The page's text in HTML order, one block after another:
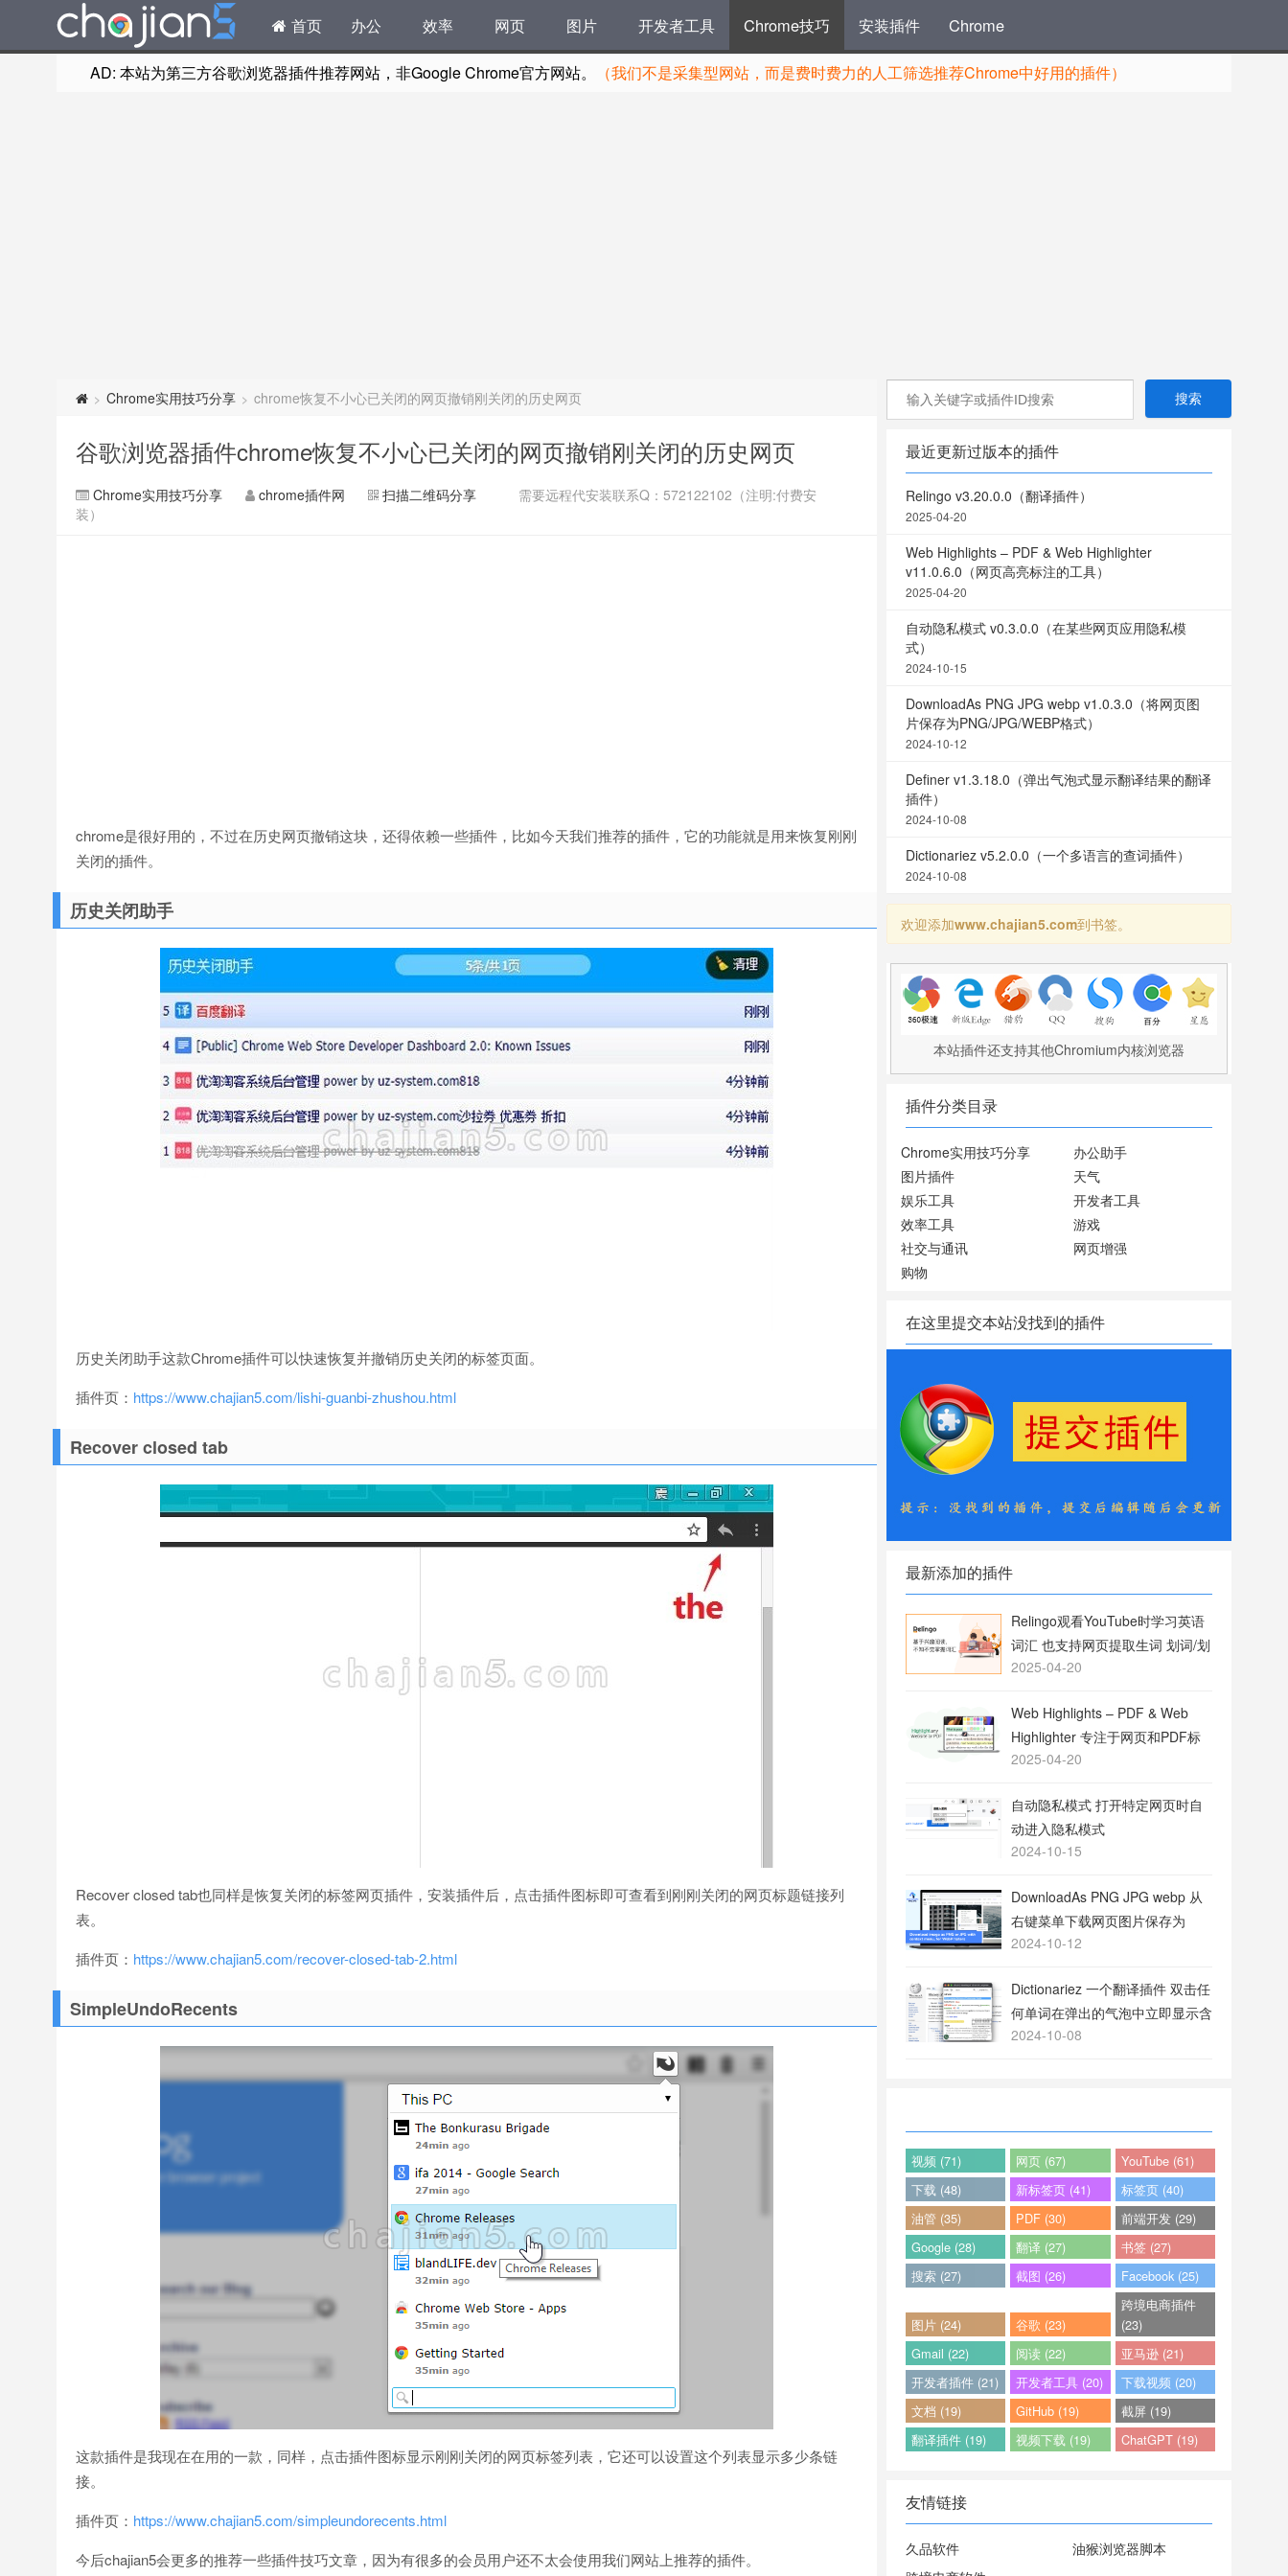
首页 办公 效率 网页 图片 开发者工具 Chrome技巧 安装插件 Chrome
AD: 本站为第三方谷歌浏览器插件推荐网站，非Google Chrome官方网站。 （我们不是采集型网站，而是费时费力的人工筛选推荐Chrome中好用的插件）
> Chrome实用技巧分享 > chrome恢复不小心已关闭的网页撤销刚关闭的历史网页
谷歌浏览器插件chrome恢复不小心已关闭的网页撤销刚关闭的历史网页
Chrome实用技巧分享 chrome插件网 扫描二维码分享
需要远程代安装联系Q：572122102（注明:付费安
装）
chrome是很好用的，不过在历史网页撤销这块，还得依赖一些插件，比如今天我们推荐的插件，它的功能就是用来恢复刚刚
关闭的插件。
历史关闭助手
历史关闭助手这款Chrome插件可以快速恢复并撤销历史关闭的标签页面。
插件页： https://www.chajian5.com/lishi-guanbi-zhushou.html
Recover closed tab
Recover closed tab也同样是恢复关闭的标签网页插件，安装插件后，点击插件图标即可查看到刚刚关闭的网页标题链接列
表。
插件页： https://www.chajian5.com/recover-closed-tab-2.html
SimpleUndoRecents
这款插件是我现在在用的一款，同样，点击插件图标显示刚刚关闭的网页标签列表，它还可以设置这个列表显示多少条链
接。
插件页： https://www.chajian5.com/simpleundorecents.html
今后chajian5会更多的推荐一些插件技巧文章，因为有很多的会员用户还不太会使用我们网站上推荐的插件。
最近更新过版本的插件
Relingo v3.20.0.0（翻译插件）
2025-04-20
Web Highlights – PDF & Web Highlighter
v11.0.6.0（网页高亮标注的工具）
2025-04-20
自动隐私模式 v0.3.0.0（在某些网页应用隐私模
式）
2024-10-15
DownloadAs PNG JPG webp v1.0.3.0（将网页图
片保存为PNG/JPG/WEBP格式）
2024-10-12
Definer v1.3.18.0（弹出气泡式显示翻译结果的翻译
插件）
2024-10-08
Dictionariez v5.2.0.0（一个多语言的查词插件）
2024-10-08
欢迎添加www.chajian5.com到书签。
本站插件还支持其他Chromium内核浏览器
插件分类目录
Chrome实用技巧分享
办公助手
图片插件
天气
娱乐工具
开发者工具
效率工具
游戏
社交与通讯
网页增强
购物
在这里提交本站没找到的插件
最新添加的插件
Relingo观看YouTube时学习英语
词汇 也支持网页提取生词 划词/划
句翻译
2025-04-20
Web Highlights – PDF & Web
Highlighter 专注于网页和PDF标
注的工具
2025-04-20
自动隐私模式 打开特定网页时自
动进入隐私模式
2024-10-15
DownloadAs PNG JPG webp 从
右键菜单下载网页图片保存为
PNG或JPG格式
2024-10-12
Dictionariez 一个翻译插件 双击任
何单词在弹出的气泡中立即显示含
义
2024-10-08
视频 (71) 网页 (67)
YouTube (61)
下载 (48)
新标签页 (41)
标签页 (40)
油管 (35)
PDF (30)
前端开发 (29)
Google (28)
翻译 (27)
书签 (27)
搜索 (27)
截图 (26) Facebook (25)
图片 (24) 谷歌 (23)
跨境电商插件
(23)
Gmail (22)
阅读 (22)
亚马逊 (21)
开发者插件 (21)
开发者工具 (20)
下载视频 (20)
文档 (19)
GitHub (19)
截屏 (19)
翻译插件 (19)
视频下载 (19) ChatGPT (19)
友情链接
久品软件
油猴浏览器脚本